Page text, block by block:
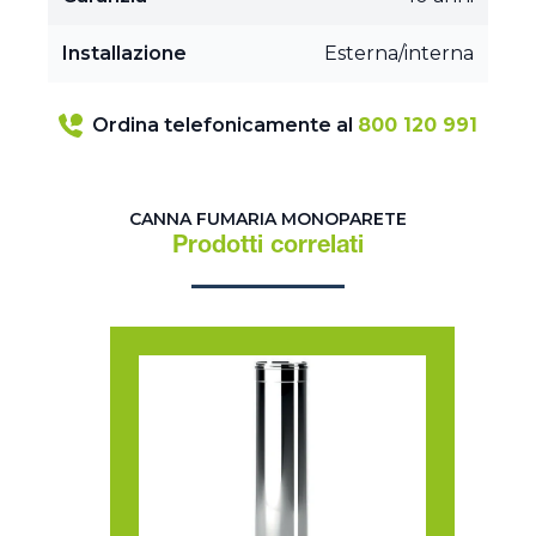
Installazione Esterna/interna
Ordina telefonicamente al 800 120 991
CANNA FUMARIA MONOPARETE
Prodotti correlati